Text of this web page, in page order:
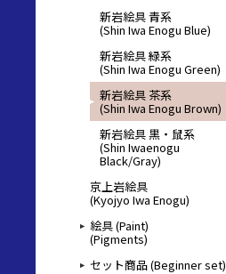
新岩絵具 青系
(Shin Iwa Enogu Blue)
新岩絵具 緑系
(Shin Iwa Enogu Green)
新岩絵具 茶系
(Shin Iwa Enogu Brown)
新岩絵具 黒・鼠系
(Shin Iwaenogu
Black/Gray)
京上岩絵具
(Kyojyo Iwa Enogu)
絵具 (Paint)
(Pigments)
セット商品 (Beginner set)